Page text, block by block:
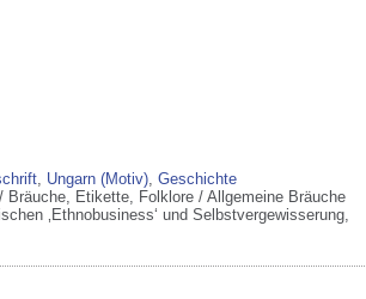
, Ungarn (Motiv), Geschichte
Bräuche, Etikette, Folklore / Allgemeine Bräuche
‚Ethnobusiness‘ und Selbstvergewisserung,